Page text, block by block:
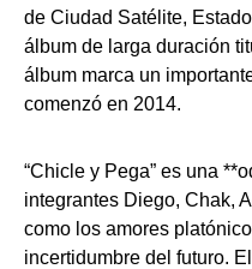
de Ciudad Satélite,
álbum de larga duración
álbum marca un
comenzó en 2014.
“Chicle y Pega” es una
integrantes Diego, Chak,
como los amores
incertidumbre del futuro.